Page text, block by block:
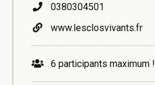
0380304501
www.lesclosvivants.fr
6 participants maximum !